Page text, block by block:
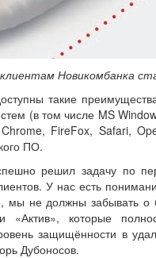
Новикомбанка
такие
(в том числе MS
FireFox, Safari,
ПО.
решил задачу по
У нас есть
мы не должны забывать
которые
защищённости в
Дубоносов.